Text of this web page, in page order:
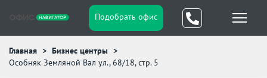
Подобрать офис
Главная
Бизнес центры
Особняк Земляной Вал ул., 68/18, стр. 5